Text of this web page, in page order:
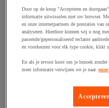
Ketting en trekkoord
Moer
Nagel en blindklinktang
Plug en pin
Punten, spijkers en nieten
Regelvoet
Ring
Scharnierpen, -strip en
Door op de knop "Accepteren en
informatie uitwisselen met uw browser.
en onze internetpartners de prestaties van
analyseren. Hierdoor kunnen wij u nog
passende/gepersonaliseerd reclame
en voorkeuren voor elk type cookie, klikt
En als je ervoor kiest om je bezoek
meer informatie verwijzen we je naar